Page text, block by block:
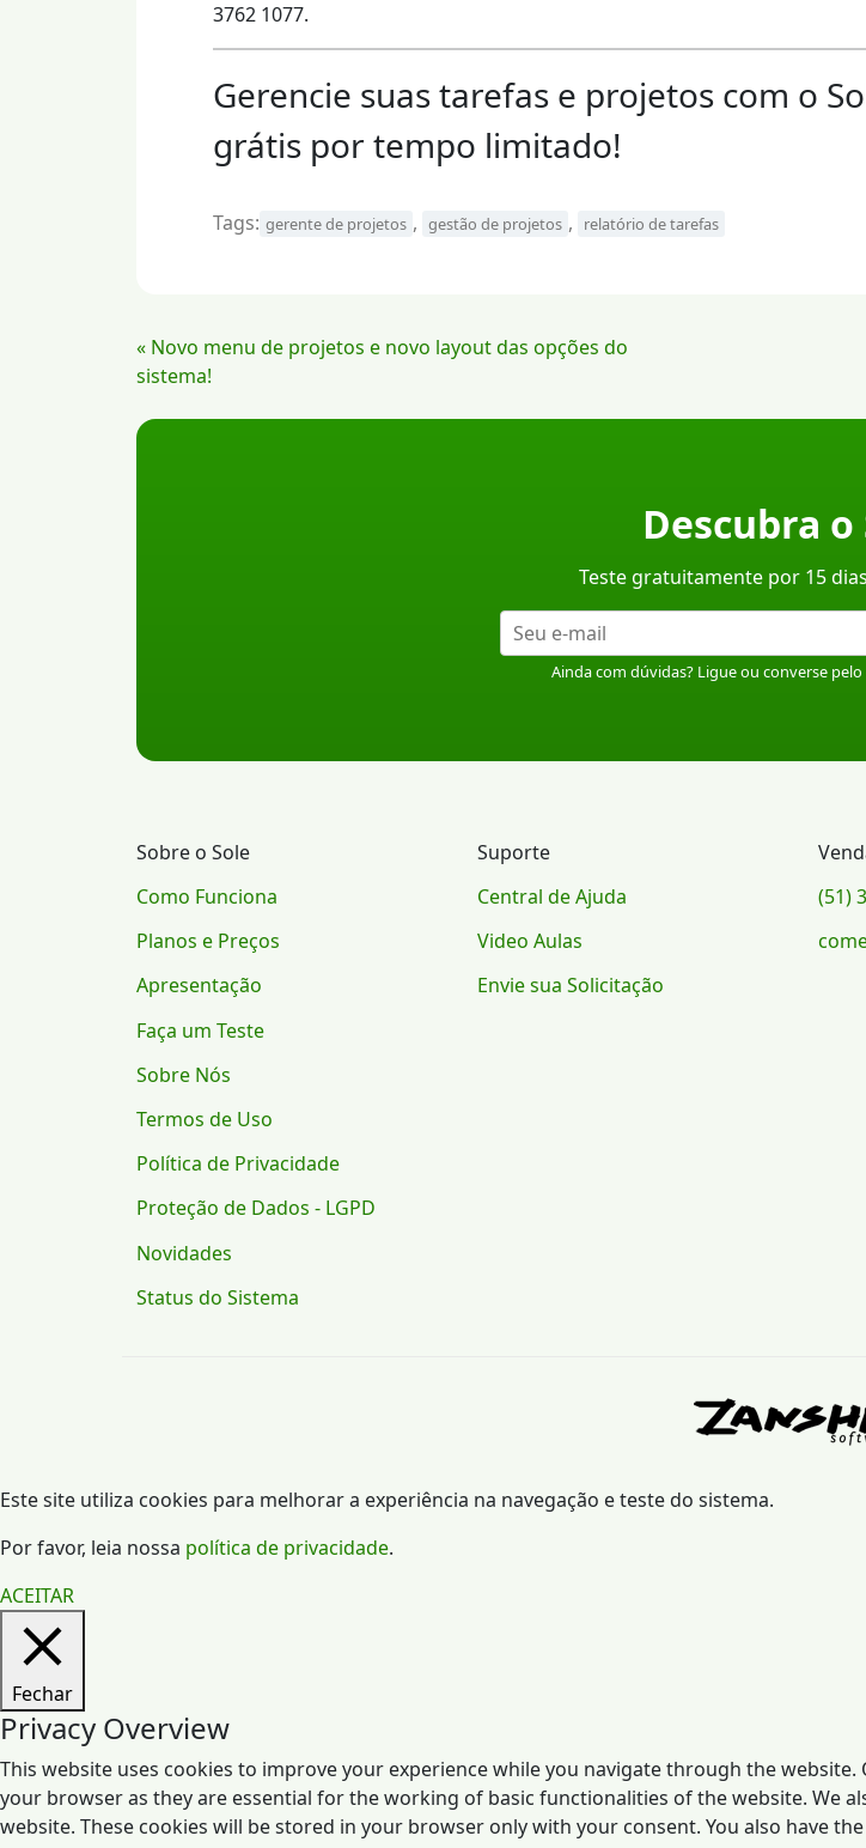
3762 1077.
Gerencie suas tarefas e projetos com o
grátis por tempo limitado!
Tags: gerente de projetos , gestão de projetos , relatório de tarefas
Continue
Lendo
« Novo menu de projetos e novo layout das opções do
sistema!
Descubra o
Teste gratuitamente por 15
Ainda com dúvidas? Ligue ou converse
Sobre o Sole
Como Funciona
Planos e Preços
Apresentação
Faça um Teste
Sobre Nós
Termos de Uso
Política de Privacidade
Proteção de Dados - LGPD
Novidades
Status do Sistema
Suporte
Central de Ajuda
Video Aulas
Envie sua Solicitação
(51)
Este site utiliza cookies para melhorar a experiência na navegação e teste do sistema.
Por favor, leia nossa política de privacidade.
ACEITAR
Fechar
Privacy Overview
This website uses cookies to improve your experience while you navigate through the
your browser as they are essential for the working of basic functionalities of the website. We
website. These cookies will be stored in your browser only with your consent. You also have